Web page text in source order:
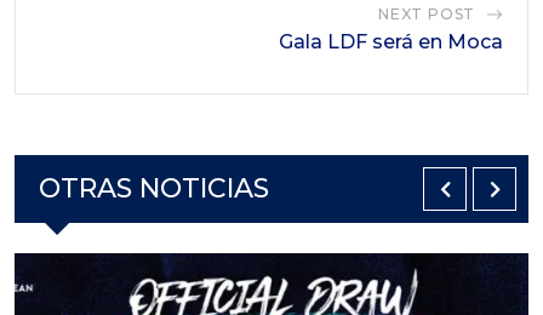
NEXT POST
Gala LDF será en Moca
OTRAS NOTICIAS